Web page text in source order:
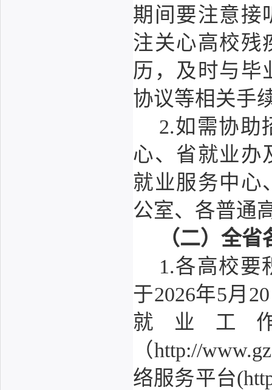
期间要注意接
注关心高校残
历，及时与毕
协议等相关手
2.如需协助
心、省就业办
就业服务中心
公室、各普通
（二）全
1.各高校要
于2026年5月
就业工
（http://
络服务平台